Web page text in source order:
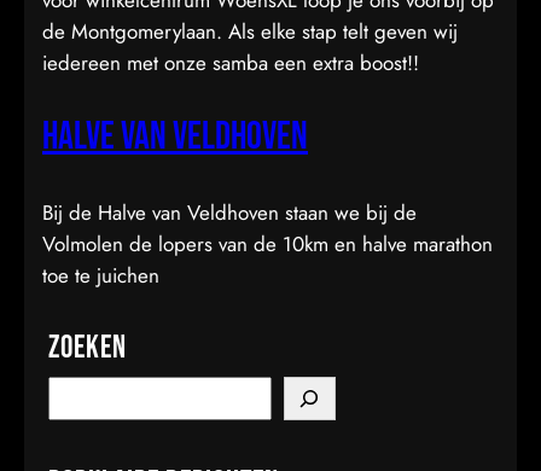
de Montgomerylaan. Als elke stap telt geven wij
iedereen met onze samba een extra boost!!
Halve van Veldhoven
Bij de Halve van Veldhoven staan we bij de
Volmolen de lopers van de 10km en halve marathon
toe te juichen
Zoeken
e